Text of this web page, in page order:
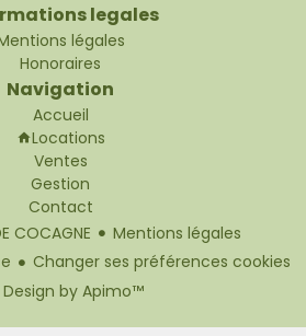
legales
légales
Honoraires
Navigation
Accueil
Locations
Ventes
Gestion
Contact
COCAGNE
Mentions légales
Changer ses préférences cookies
Design by Apimo™